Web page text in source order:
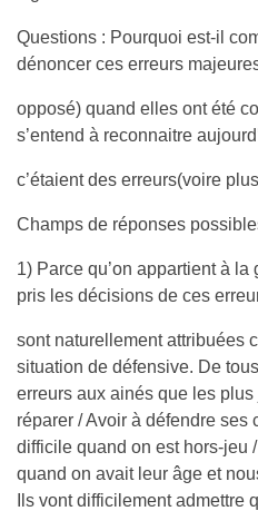
Questions : Pourquoi est-il
dénoncer ces erreurs
opposé) quand elles ont été
s’entend à reconnaitre
c’étaient des erreurs(voire
Champs de réponses
1) Parce qu’on appartient à
pris les décisions de ces
sont naturellement attribuées
situation de défensive. De
erreurs aux ainés que les
réparer / Avoir à défendre ses
difficile quand on est hors-jeu
quand on avait leur âge et
Ils vont difficilement admettre